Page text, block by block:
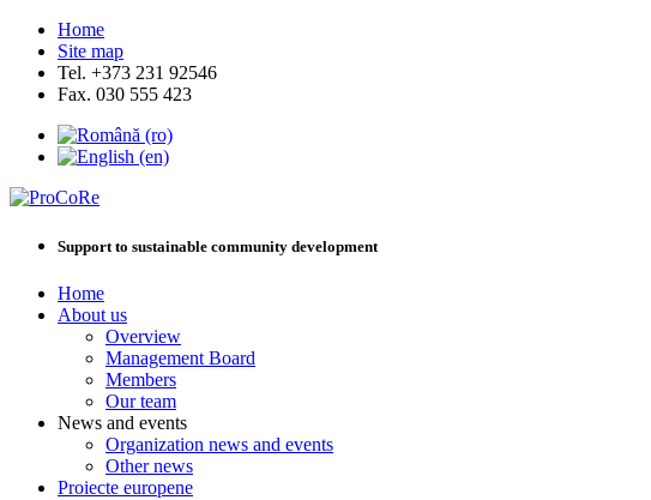
Home
Site map
Tel. +373 231 92546
Fax. 030 555 423
Support to sustainable community development
Home
About us
Overview
Management Board
Members
Our team
News and events
Organization news and events
Other news
Proiecte europene